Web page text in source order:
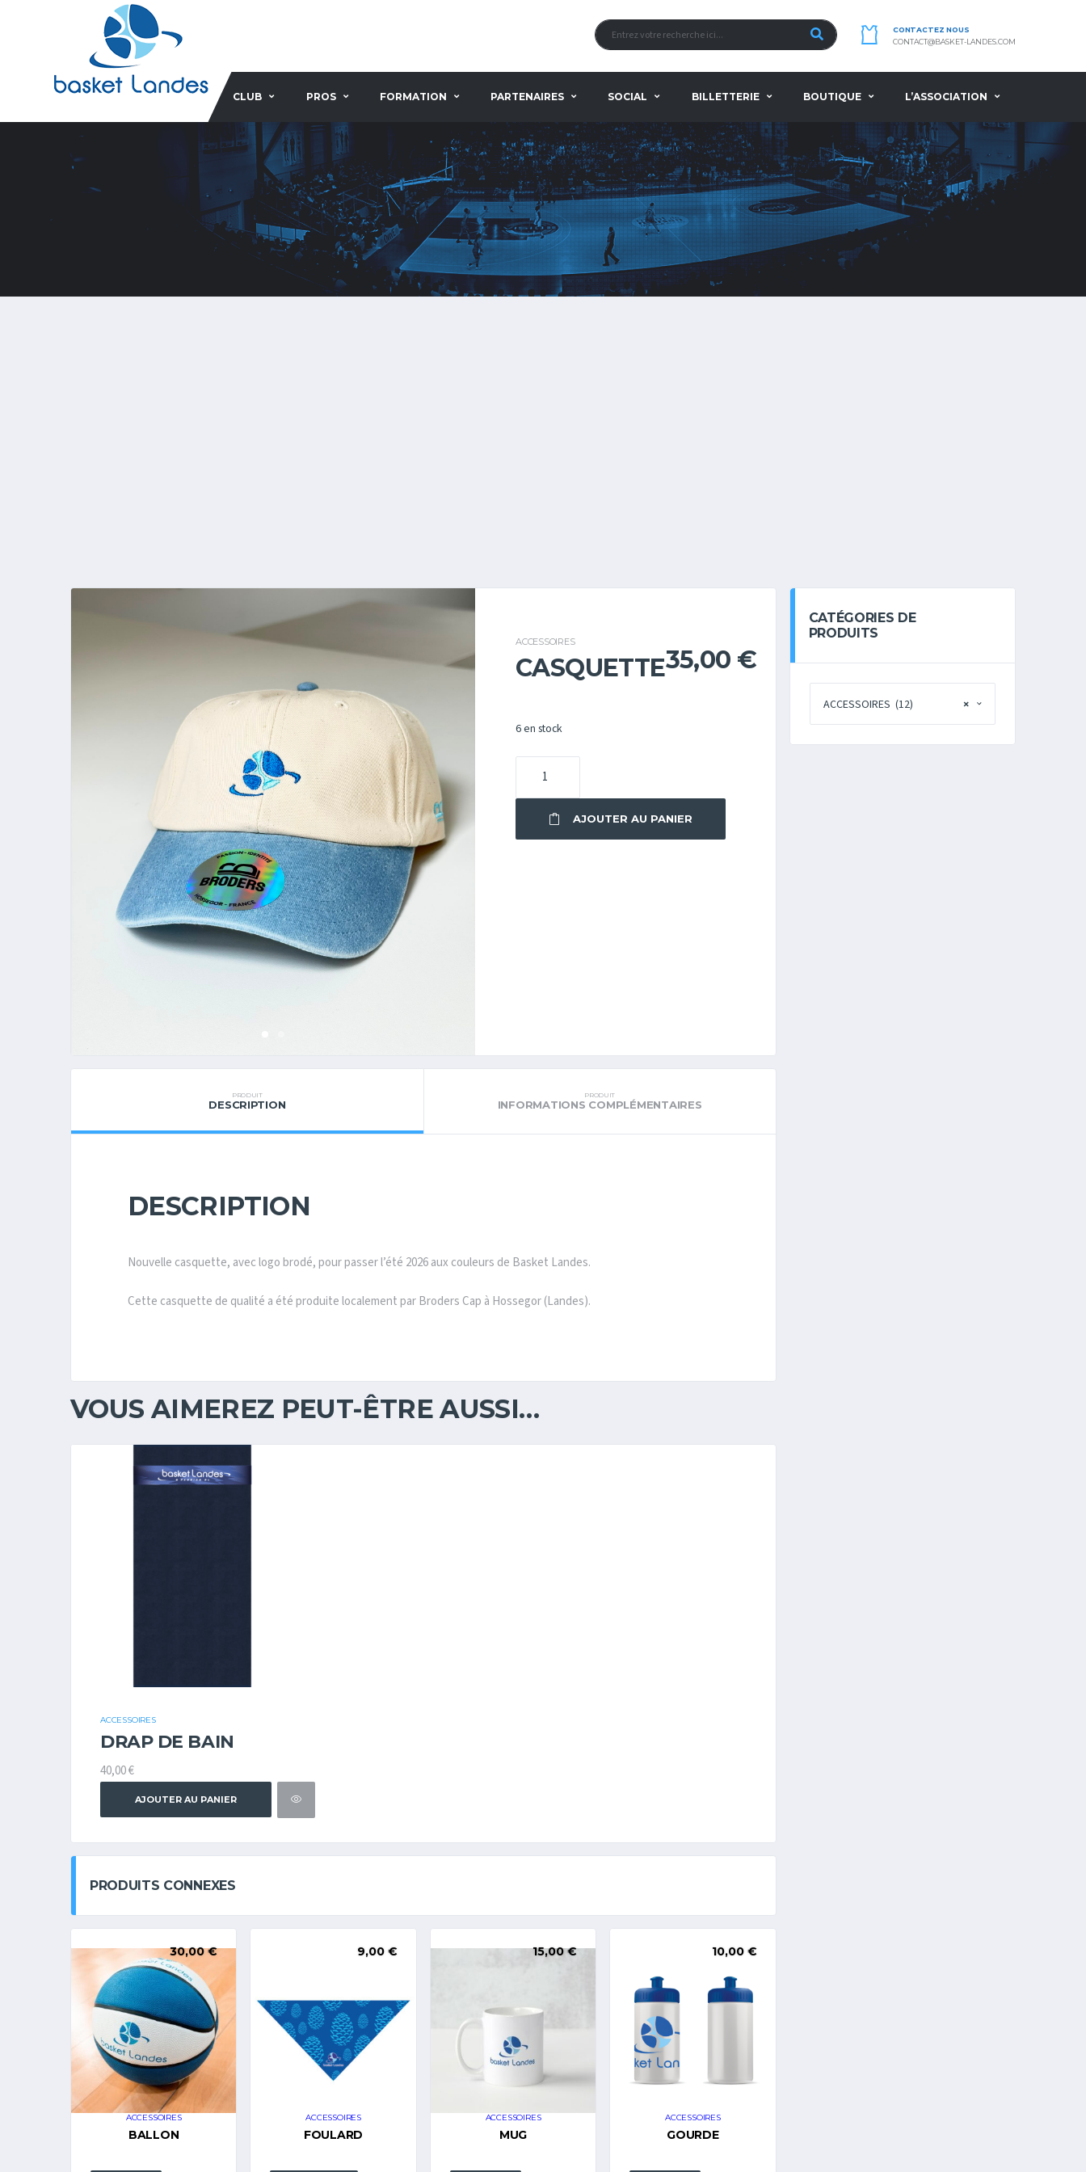
CONTACTEZ NOUS
CONTACT@BASKET-LANDES.COM
CLUB PROS FORMATION PARTENAIRES SOCIAL BILLETTERIE BOUTIQUE L’ASSOCIATION
ACCESSOIRES
CASQUETTE35,00 €
6 en stock
AJOUTER AU PANIER
PRODUIT
DESCRIPTION
PRODUIT
INFORMATIONS COMPLÉMENTAIRES
DESCRIPTION
Nouvelle casquette, avec logo brodé, pour passer l’été 2026 aux couleurs de Basket Landes.
Cette casquette de qualité a été produite localement par Broders Cap à Hossegor (Landes).
VOUS AIMEREZ PEUT-ÊTRE AUSSI…
ACCESSOIRES
DRAP DE BAIN
40,00€
AJOUTER AU PANIER
PRODUITS CONNEXES
ACCESSOIRES
BALLON
30,00€
ACCESSOIRES
FOULARD
9,00 €
ACCESSOIRES
MUG
15,00€
ACCESSOIRES
GOURDE
10,00 €
CATÉGORIES DE
PRODUITS
×
ACCESSOIRES (12)